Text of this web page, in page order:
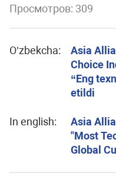
Просмотров: 309
O’zbekcha:
Asia
Choice
“Eng
etildi
In english:
Asia
"Most
Global